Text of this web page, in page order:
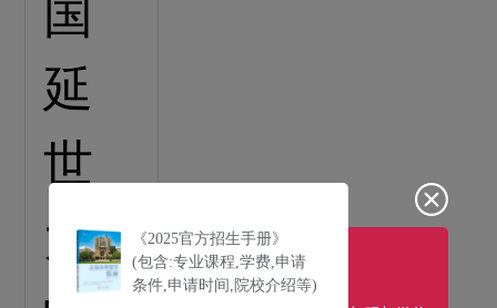
《2025官方招生手册》
(包含:专业课程,学费,申请
条件,申请时间,院校介绍等)